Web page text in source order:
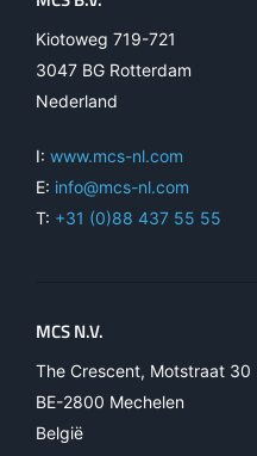
Kiotoweg 719-721
3047 BG Rotterdam
Nederland
I: www.mcs-nl.com
E: info@mcs-nl.com
T: +31 (0)88 437 55 55
MCS N.V.
The Crescent, Motstraat 30
BE-2800 Mechelen
België